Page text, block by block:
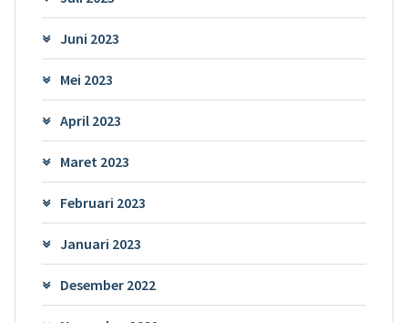
Juni 2023
Mei 2023
April 2023
Maret 2023
Februari 2023
Januari 2023
Desember 2022